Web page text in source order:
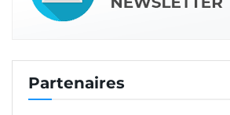
l’avenir.
Et suivez-nous sur tous nos
Partenaires